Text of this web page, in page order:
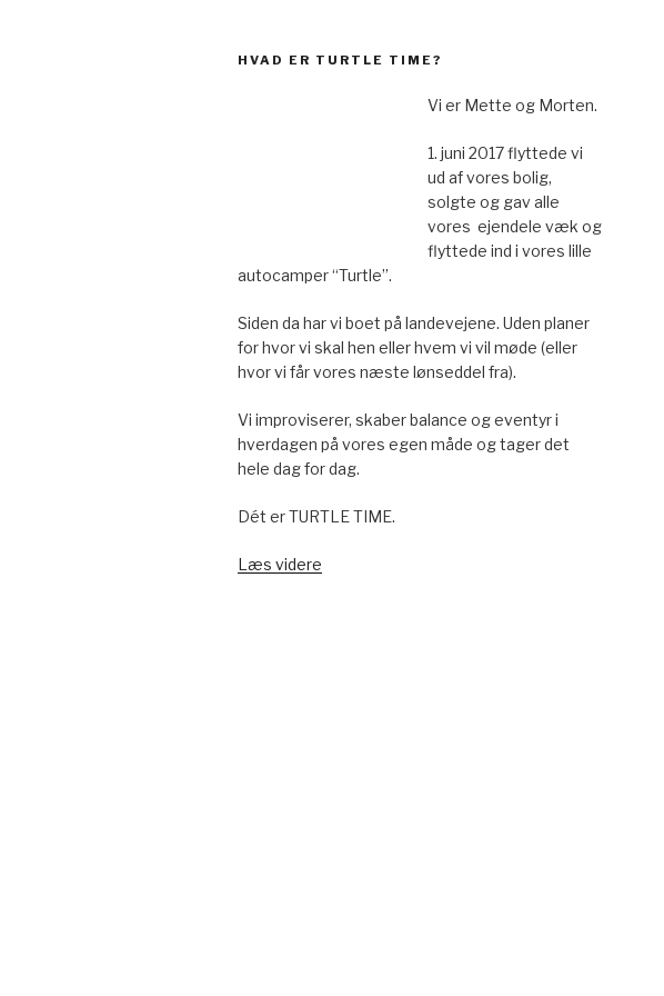
HVAD ER TURTLE TIME?
Vi er Mette og Morten.
1. juni 2017 flyttede vi
ud af vores bolig,
solgte og gav alle
vores ejendele væk og
flyttede ind i vores lille
autocamper “Turtle”.
Siden da har vi boet på landevejene. Uden planer
for hvor vi skal hen eller hvem vi vil møde (eller
hvor vi får vores næste lønseddel fra).
Vi improviserer, skaber balance og eventyr i
hverdagen på vores egen måde og tager det
hele dag for dag.
Dét er TURTLE TIME.
Læs videre